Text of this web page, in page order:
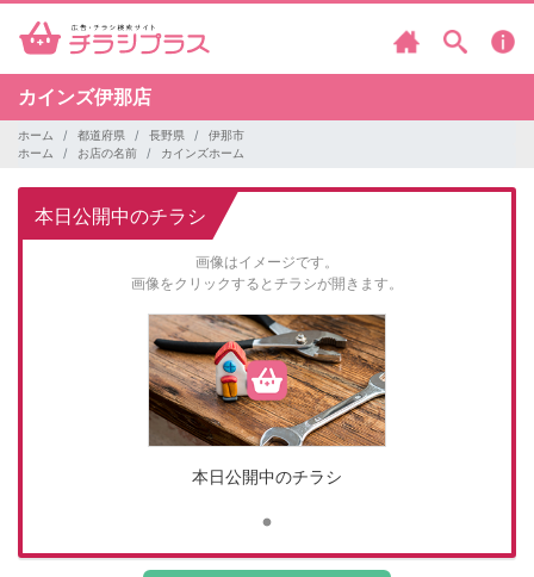
カインズ伊那店
ホーム 都道府県 長野県
伊那市
ホーム
お店の名前 カインズホーム
本日公開中のチラシ
画像はイメージです。
画像をクリックするとチラシが開きます。
本日公開中のチラシ